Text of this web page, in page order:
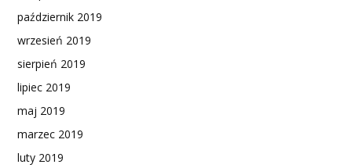
październik 2019
wrzesień 2019
sierpień 2019
lipiec 2019
maj 2019
marzec 2019
luty 2019